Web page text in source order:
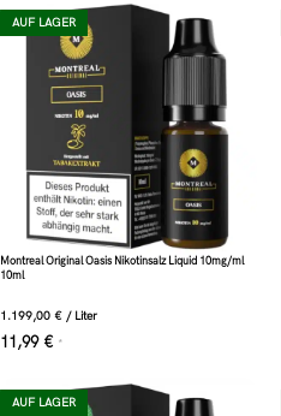
AUF LAGER
Montreal Original Oasis Nikotinsalz Liquid 10mg/ml
10ml
1.199,00 € / Liter
11,99 € *
AUF LAGER